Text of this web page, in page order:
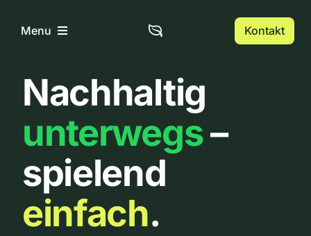
InhaltMenu
Home
Über uns
Urbanlist
Kontakt
Nachhaltig
unterwegs–
spielend
einfach.